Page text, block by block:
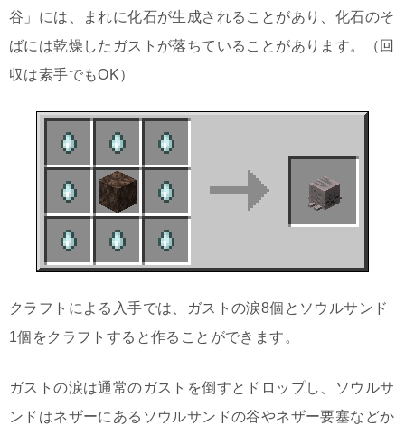
谷」には、まれに化石が生成されることがあり、化石のそ
ばには乾燥したガストが落ちていることがあります。（回
収は素手でもOK）
クラフトによる入手では、ガストの涙8個とソウルサンド
1個をクラフトすると作ることができます。
ガストの涙は通常のガストを倒すとドロップし、ソウルサ
ンドはネザーにあるソウルサンドの谷やネザー要塞などか